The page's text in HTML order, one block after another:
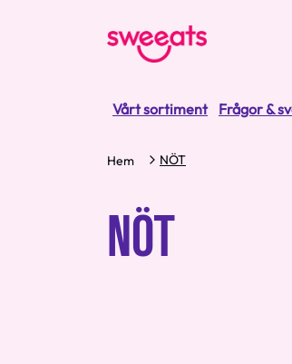
Vårt sortiment Frågor &
Hem NÖT
NÖT